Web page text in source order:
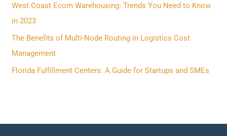
f
o
r
:
West Coast Ecom Warehousing: Trends You Need to Know
in 2023
The Benefits of Multi-Node Routing in Logistics Cost
Management
Florida Fulfillment Centers: A Guide for Startups and SMEs